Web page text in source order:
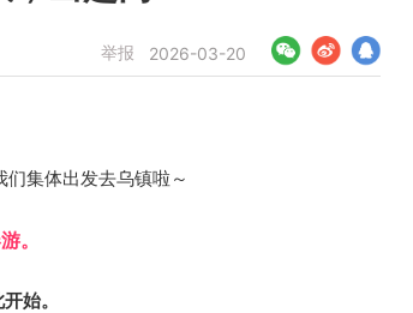
举报 2026-03-20
集体出发去乌镇啦～
。
始。